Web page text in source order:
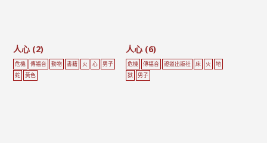
人心 (2)
危機 傳福音 動物 書籍 火 心
男子
蛇
黃色
人心 (6)
危機 傳福音 證道出版社 床 火
地
獄
男子